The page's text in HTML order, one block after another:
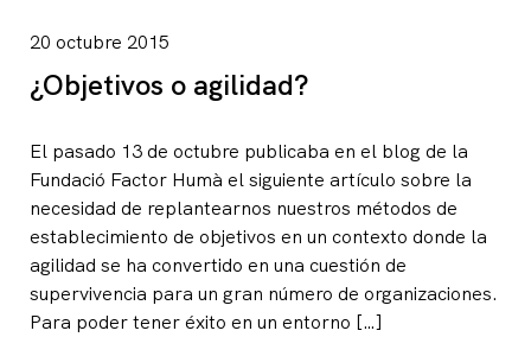
20 octubre 2015
¿Objetivos o agilidad?
El pasado 13 de octubre publicaba en el blog de la
Fundació Factor Humà el siguiente artículo sobre la
necesidad de replantearnos nuestros métodos de
establecimiento de objetivos en un contexto donde la
agilidad se ha convertido en una cuestión de
supervivencia para un gran número de organizaciones.
Para poder tener éxito en un entorno […]